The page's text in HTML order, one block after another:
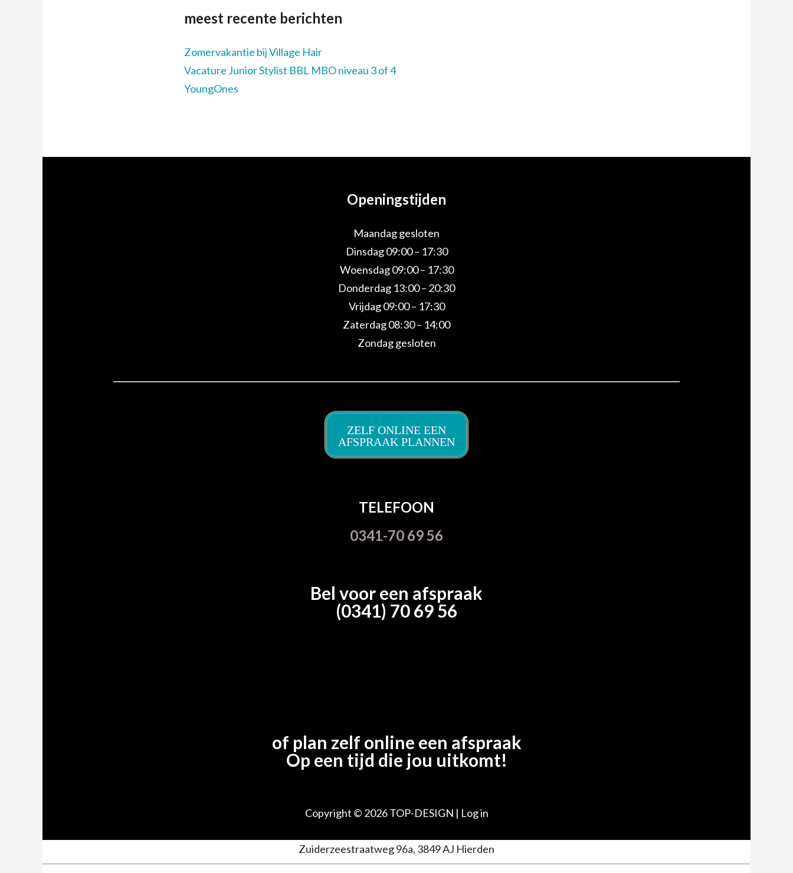
meest recente berichten
Zomervakantie bij Village Hair
Vacature Junior Stylist BBL MBO niveau 3 of 4
YoungOnes
Openingstijden
Maandag gesloten
Dinsdag 09:00 – 17:30
Woensdag 09:00 – 17:30
Donderdag 13:00 – 20:30
Vrijdag 09:00 – 17:30
Zaterdag 08:30 – 14:00
Zondag gesloten
ZELF ONLINE EEN
AFSPRAAK PLANNEN
TELEFOON
0341-70 69 56
Bel voor een afspraak
(0341) 70 69 56
of plan zelf online een afspraak
Op een tijd die jou uitkomt!
Copyright © 2026TOP-DESIGN | Log in
Zuiderzeestraatweg 96a, 3849 AJ Hierden